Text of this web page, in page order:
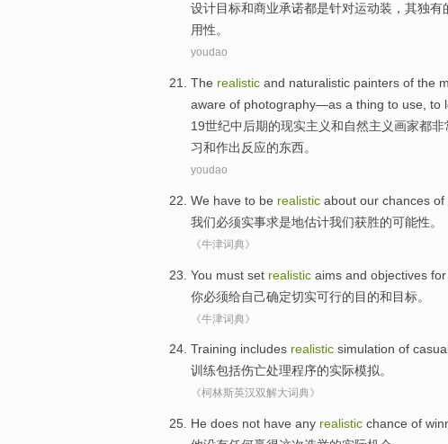
设计目标和商业承诺都是针对运动装， 其独有
用性。
youdao
The realistic and naturalistic painters of the
aware of photography—as a thing to use , to
19世纪中后期的现实主义和自然主义画家都非
习和作出反应的东西。
youdao
We have to be realistic about our chances of
我们必须实事求是地估计我们获胜的可能性。
《牛津词典》
You must set realistic aims and objectives for
你必须给自己确定切实可行的目的和目标。
《牛津词典》
Training includes realistic simulation of
训练包括伤亡处理程序的实际模拟。
《柯林斯英汉双解大词典》
He does not have any realistic chance of